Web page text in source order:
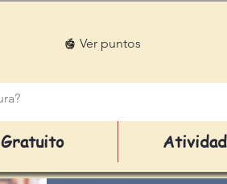
Ver puntos
Gratuito